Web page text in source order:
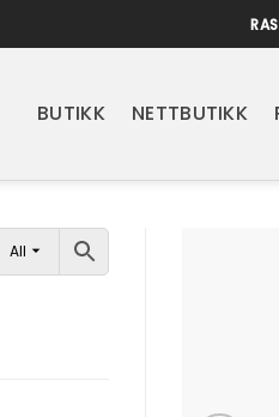
BUTIKK NETTBUTIKK
All